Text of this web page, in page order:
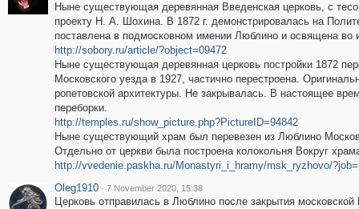
Ныне существующая деревянная Введенская церковь, с
проекту Н. А. Шохина. В 1872 г. демонстрировалась на
поставлена в подмосковном имении Люблино и освящена
http://sobory.ru/article/?object=09472
Ныне существующая деревянная церковь постройки 1872
Московского уезда в 1927, частично перестроена.
ропетовской архитектуры. Не закрывалась. В настоящее
переборки.
http://temples.ru/show_picture.php?PictureID=94842
Ныне существующий храм был перевезен из Люблино
Отдельно от церкви была построена колокольня Вокруг
http://vvedenie.paskha.ru/Monastyri_i_hramy/msk_ryzhovo/
Oleg1910 · 7 November 2020, 15:38
Церковь отправилась в Люблино после закрытия